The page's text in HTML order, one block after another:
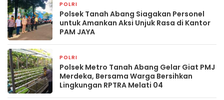
POLRI
Polsek Tanah Abang Siagakan Personel
untuk Amankan Aksi Unjuk Rasa di Kantor
PAM JAYA
POLRI
Polsek Metro Tanah Abang Gelar Giat PMJ
Merdeka, Bersama Warga Bersihkan
Lingkungan RPTRA Melati 04